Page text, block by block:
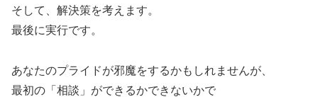
そして、解決策を考えます。
最後に実行です。
あなたのプライドが邪魔をするかもしれませんが、
最初の「相談」ができるかできないかで